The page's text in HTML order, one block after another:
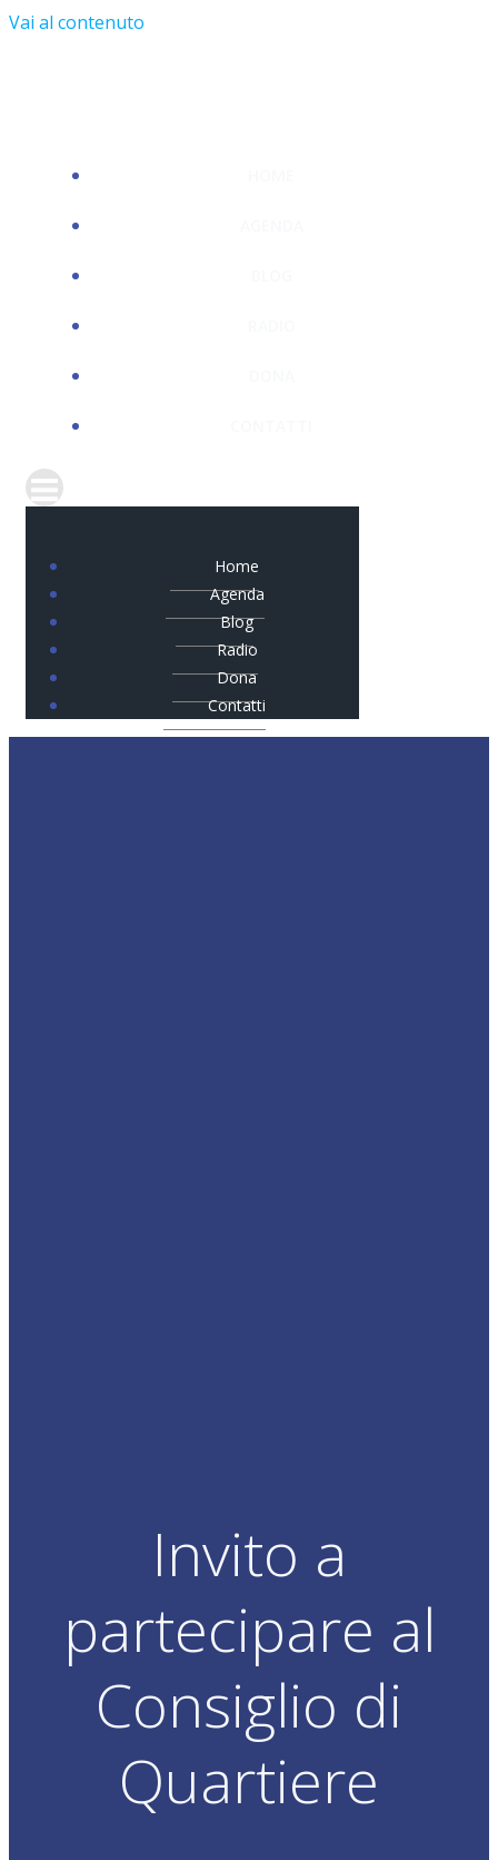
Vai al contenuto
Home
Agenda
Blog
Radio
Dona
Contatti
Invito a
partecipare al
Consiglio di
Quartiere